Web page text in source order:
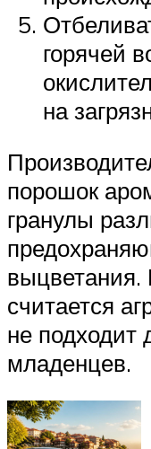
горячей
на
порошок
гранулы
выцветания.
считается
не подходит
младенцев.